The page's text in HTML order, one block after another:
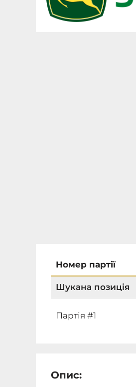
Номер партії
Шукана позиція
Партія #1
Опис: